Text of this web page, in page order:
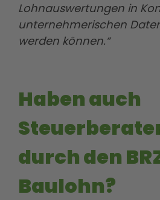
Lohnauswertungen in
unternehmerischen
werden können.“
Haben auch
durch den
Baulohn?